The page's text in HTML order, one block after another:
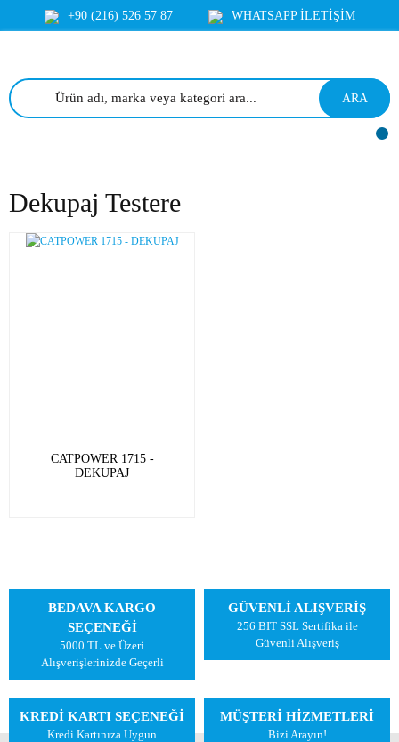
+90 (216) 526 57 87 WHATSAPP İLETİŞİM
ARA
Dekupaj Testere
CATPOWER 1715 -
DEKUPAJ
BEDAVA KARGO
SEÇENEĞİ
5000 TL ve Üzeri
Alışverişlerinizde Geçerli
GÜVENLİ ALIŞVERİŞ
256 BIT SSL Sertifika ile
Güvenli Alışveriş
KREDİ KARTI SEÇENEĞİ
Kredi Kartınıza Uygun
MÜŞTERİ HİZMETLERİ
Bizi Arayın!